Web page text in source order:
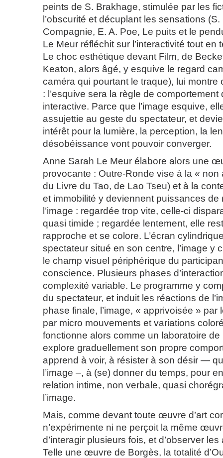
peints de S. Brakhage, stimulée par les
l’obscurité et décuplant les sensations
Compagnie, E. A. Poe, Le puits et le
Le Meur réfléchit sur l’interactivité tout en
Le choc esthétique devant Film, de
Keaton, alors âgé, y esquive le regard
caméra qui pourtant le traque), lui montre
: l’esquive sera la règle de comportement
interactive. Parce que l’image esquive,
assujettie au geste du spectateur, et
intérêt pour la lumière, la perception, la
désobéissance vont pouvoir converger.
Anne Sarah Le Meur élabore alors une
provocante : Outre-Ronde vise à la « non
du Livre du Tao, de Lao Tseu) et à la
et immobilité y deviennent puissances de
l’image : regardée trop vite, celle-ci
quasi timide ; regardée lentement, elle
rapproche et se colore. L’écran
spectateur situé en son centre, l’image y
le champ visuel périphérique du
conscience. Plusieurs phases
complexité variable. Le programme y
du spectateur, et induit les réactions de
phase finale, l’image, « apprivoisée » par
par micro mouvements et variations
fonctionne alors comme un laboratoire de
explore graduellement son propre
apprend à voir, à résister à son désir —
l’image –, à (se) donner du temps, pour
relation intime, non verbale, quasi
l’image.
Mais, comme devant toute œuvre d’art
n’expérimente ni ne perçoit la même
d’interagir plusieurs fois, et d’observer
Telle une œuvre de Borgès, la totalité